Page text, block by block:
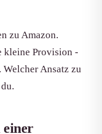
zu Amazon.
kleine Provision -
Ansatz zu
einer